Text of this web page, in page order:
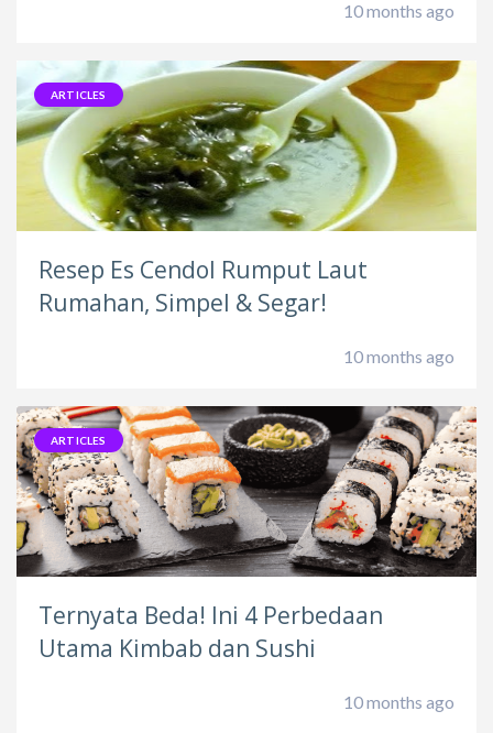
10 months ago
ARTICLES
Resep Es Cendol Rumput Laut
Rumahan, Simpel & Segar!
10 months ago
ARTICLES
Ternyata Beda! Ini 4 Perbedaan
Utama Kimbab dan Sushi
10 months ago